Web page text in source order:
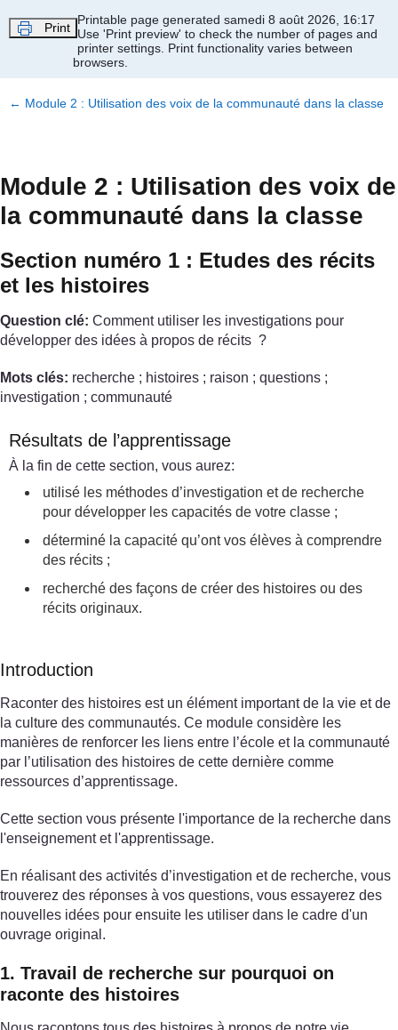
Print
Printable page generated samedi 8 août 2026, 16:17
Use 'Print preview' to check the number of pages and
printer settings. Print functionality varies between
browsers.
← Module 2 : Utilisation des voix de la communauté dans la classe
Module 2 : Utilisation des voix de
la communauté dans la classe
Section numéro 1 : Etudes des récits
et les histoires
Question clé: Comment utiliser les investigations pour
développer des idées à propos de récits ?
Mots clés: recherche ; histoires ; raison ; questions ;
investigation ; communauté
Résultats de l’apprentissage
À la fin de cette section, vous aurez:
utilisé les méthodes d’investigation et de recherche
pour développer les capacités de votre classe ;
déterminé la capacité qu’ont vos élèves à comprendre
des récits ;
recherché des façons de créer des histoires ou des
récits originaux.
Introduction
Raconter des histoires est un élément important de la vie et de
la culture des communautés. Ce module considère les
manières de renforcer les liens entre l’école et la communauté
par l’utilisation des histoires de cette dernière comme
ressources d’apprentissage.
Cette section vous présente l'importance de la recherche dans
l'enseignement et l'apprentissage.
En réalisant des activités d’investigation et de recherche, vous
trouverez des réponses à vos questions, vous essayerez des
nouvelles idées pour ensuite les utiliser dans le cadre d'un
ouvrage original.
1. Travail de recherche sur pourquoi on
raconte des histoires